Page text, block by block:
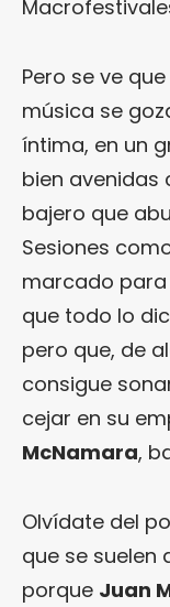
Pero se ve
música se
íntima, en un
bien avenidas
bajero que
Sesiones
marcado para
que todo lo
pero que, de
consigue
cejar en su
McNamara,
Olvídate del
que se suelen
porque Juan